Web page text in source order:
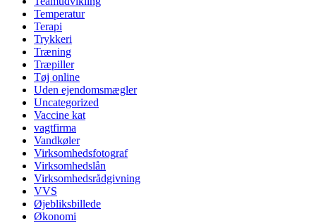
Temperatur
Terapi
Trykkeri
Træning
Træpiller
Tøj online
Uden ejendomsmægler
Uncategorized
Vaccine kat
vagtfirma
Vandkøler
Virksomhedsfotograf
Virksomhedslån
Virksomhedsrådgivning
VVS
Øjebliksbillede
Økonomi